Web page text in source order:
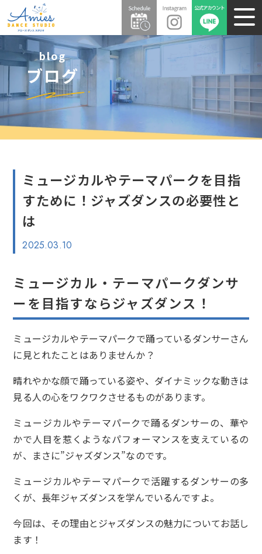
blog
ブログ
ミュージカルやテーマパークを目指
すために！ジャズダンスの必要性と
は
2025.03.10
ミュージカル・テーマパークダンサ
ーを目指すならジャズダンス！
ミュージカルやテーマパークで踊っているダンサーさん
に見とれたことはありませんか？
晴れやかな顔で踊っている姿や、ダイナミックな動きは
見る人の心をワクワクさせるものがあります。
ミュージカルやテーマパークで踊るダンサーの、華や
かで人目を惹くようなパフォーマンスを支えているの
が、まさに”ジャズダンス”なのです。
ミュージカルやテーマパークで活躍するダンサーの多
くが、長年ジャズダンスを学んでいるんですよ。
今回は、その理由とジャズダンスの魅力についてお話し
ます！